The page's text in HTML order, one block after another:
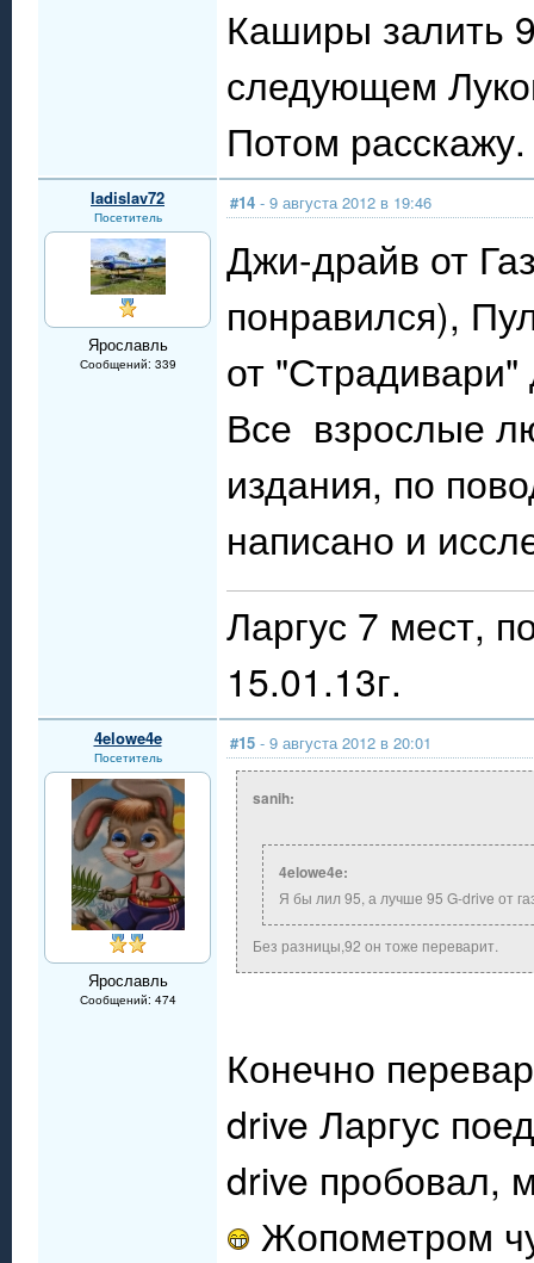
Каширы залить
следующем
Потом расскажу.
ladislav72
Посетитель
Ярославль
Сообщений: 339
#14 - 9 августа 2012 в 19:46
Джи-драйв от
понравился),
от
Все взрослые
издания, по
написано и
Ларгус 7 мест,
15.01.13г.
4elowe4e
Посетитель
Ярославль
Сообщений: 474
#15 - 9 августа 2012 в 20:01
sanih:
4elowe4e:
Я бы лил 95, а лучше 95 G-drive от
Без разницы,92 он тоже переварит.
Конечно
drive Ларгус
drive пробовал,
Жопометром